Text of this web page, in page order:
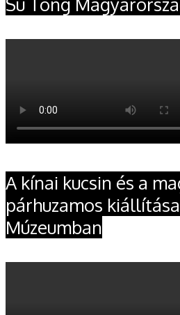
A kínai kucsin és a
párhuzamos
Múzeumban